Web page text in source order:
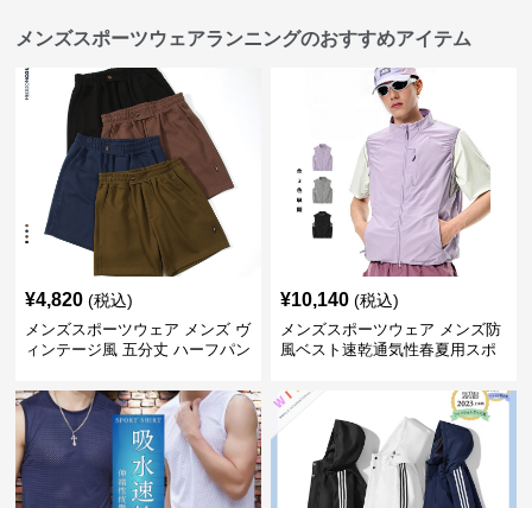
メンズスポーツウェアランニングのおすすめアイテム
¥4,820 (税込)
メンズスポーツウェア メンズ ヴ
ィンテージ風 五分丈 ハーフパン
¥10,140 (税込)
メンズスポーツウェア メンズ防
風ベスト速乾通気性春夏用スポ